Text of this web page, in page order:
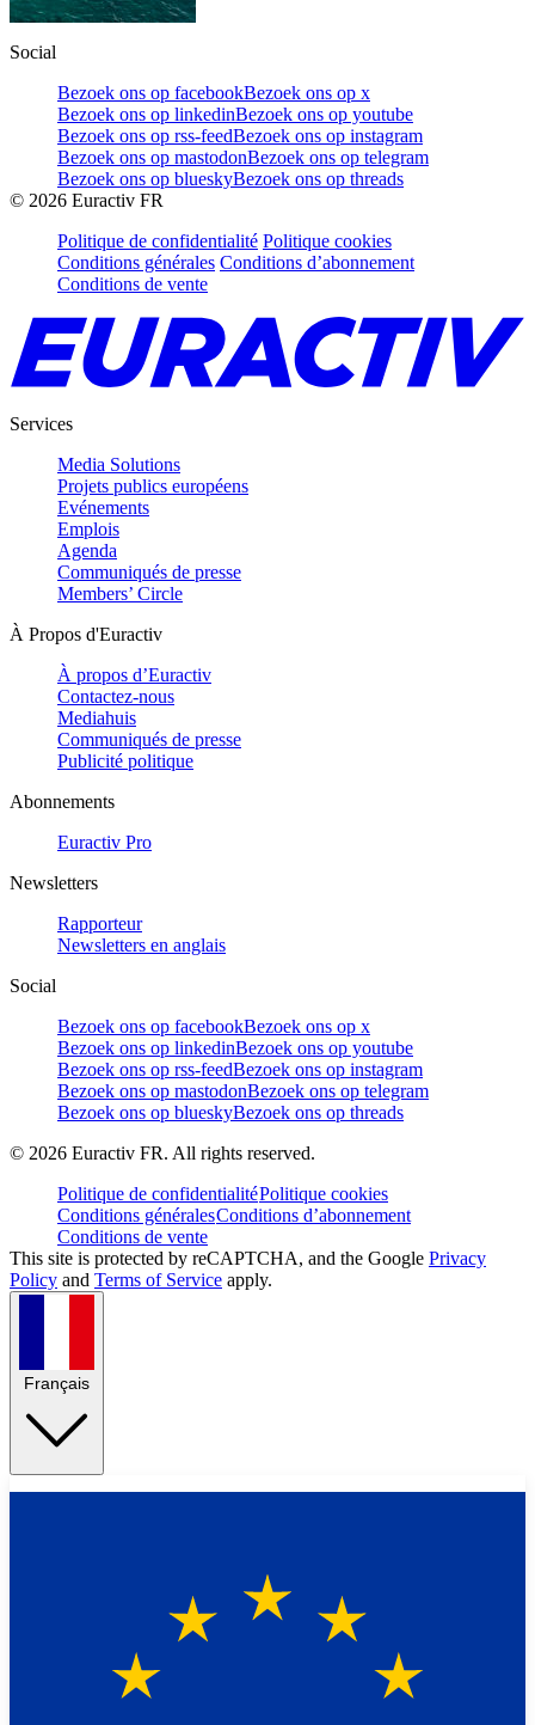
Social
Bezoek ons op facebookBezoek ons op x
Bezoek ons op linkedinBezoek ons op youtube
Bezoek ons op rss-feedBezoek ons op instagram
Bezoek ons op mastodonBezoek ons op telegram
Bezoek ons op blueskyBezoek ons op threads
© 2026 Euractiv FR
Politique de confidentialité Politique cookies
Conditions générales Conditions d’abonnement
Conditions de vente
Services
Media Solutions
Projets publics européens
Evénements
Emplois
Agenda
Communiqués de presse
Members’ Circle
À Propos d'Euractiv
À propos d’Euractiv
Contactez-nous
Mediahuis
Communiqués de presse
Publicité politique
Abonnements
Euractiv Pro
Newsletters
Rapporteur
Newsletters en anglais
Social
Bezoek ons op facebookBezoek ons op x
Bezoek ons op linkedinBezoek ons op youtube
Bezoek ons op rss-feedBezoek ons op instagram
Bezoek ons op mastodonBezoek ons op telegram
Bezoek ons op blueskyBezoek ons op threads
© 2026 Euractiv FR. All rights reserved.
Politique de confidentialitéPolitique cookies
Conditions généralesConditions d’abonnement
Conditions de vente
This site is protected by reCAPTCHA, and the Google Privacy
Policy and Terms of Service apply.
Français